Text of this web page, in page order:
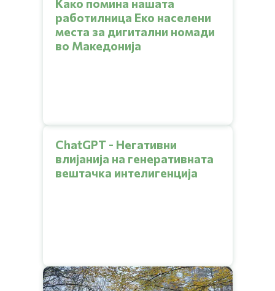
Како помина нашата
работилница Еко населени
места за дигитални номади
во Македонија
ChatGPT - Негативни
влијанија на генеративната
вештачка интелигенција